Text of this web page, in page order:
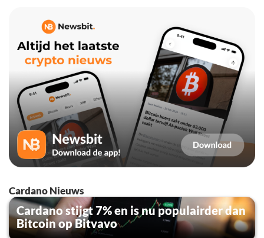
Cardano Nieuws
Cardano stijgt 7% en is nu populairder dan
Bitcoin op Bitvavo